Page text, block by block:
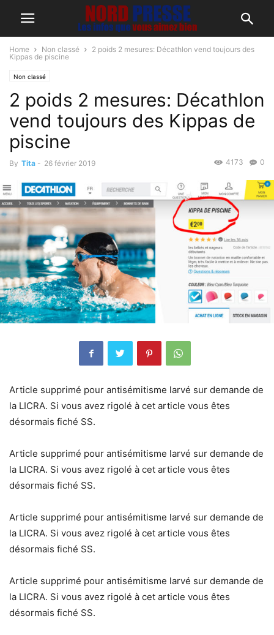
Home Non classé
2 poids 2 mesures: Décathlon vend toujours des
Kippas de piscine
Non classé
2 poids 2 mesures: Décathlon
vend toujours des Kippas de
piscine
By Tita - 26 février 2019 0
4173
Article supprimé pour antisémitisme larvé sur demande de
la LICRA. Si vous avez rigolé à cet article vous êtes
désormais fiché SS.
Article supprimé pour antisémitisme larvé sur demande de
la LICRA. Si vous avez rigolé à cet article vous êtes
désormais fiché SS.
Article supprimé pour antisémitisme larvé sur demande de
la LICRA. Si vous avez rigolé à cet article vous êtes
désormais fiché SS.
Article supprimé pour antisémitisme larvé sur demande de
la LICRA. Si vous avez rigolé à cet article vous êtes
désormais fiché SS.